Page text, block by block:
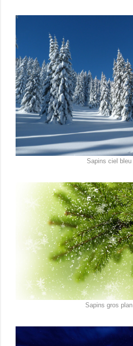
Sapins ciel bleu
Sapins gros plan